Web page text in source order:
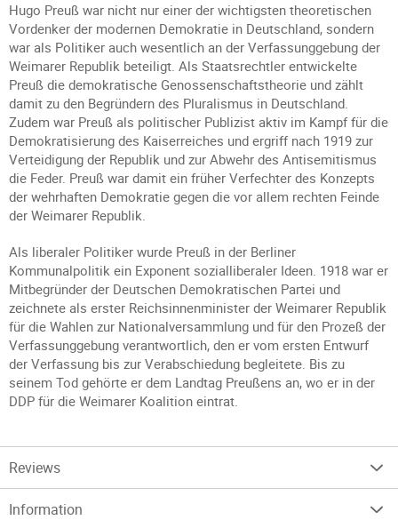
Hugo Preuß war nicht nur einer der wichtigsten theoretischen
Vordenker der modernen Demokratie in Deutschland, sondern
war als Politiker auch wesentlich an der Verfassunggebung der
Weimarer Republik beteiligt. Als Staatsrechtler entwickelte
Preuß die demokratische Genossenschaftstheorie und zählt
damit zu den Begründern des Pluralismus in Deutschland.
Zudem war Preuß als politischer Publizist aktiv im Kampf für die
Demokratisierung des Kaiserreiches und ergriff nach 1919 zur
Verteidigung der Republik und zur Abwehr des Antisemitismus
die Feder. Preuß war damit ein früher Verfechter des Konzepts
der wehrhaften Demokratie gegen die vor allem rechten Feinde
der Weimarer Republik.
Als liberaler Politiker wurde Preuß in der Berliner
Kommunalpolitik ein Exponent sozialliberaler Ideen. 1918 war er
Mitbegründer der Deutschen Demokratischen Partei und
zeichnete als erster Reichsinnenminister der Weimarer Republik
für die Wahlen zur Nationalversammlung und für den Prozeß der
Verfassunggebung verantwortlich, den er vom ersten Entwurf
der Verfassung bis zur Verabschiedung begleitete. Bis zu
seinem Tod gehörte er dem Landtag Preußens an, wo er in der
DDP für die Weimarer Koalition eintrat.
Reviews
Information